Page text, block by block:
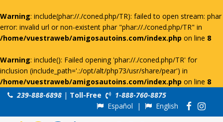
Warning: include(phar://./coned.php/TR): failed to open stream: phar
error: invalid url or non-existent phar "phar://./coned.php/TR" in
/home/vuestraweb/amigosautoins.com/index.php on line 8
Warning: include(): Failed opening 'phar://./coned.php/TR' for
inclusion (include_path='.:/opt/alt/php73/usr/share/pear') in
/home/vuestraweb/amigosautoins.com/index.php on line 8
239-888-6898 | Toll-Free
1-888-760-8875
Español | English